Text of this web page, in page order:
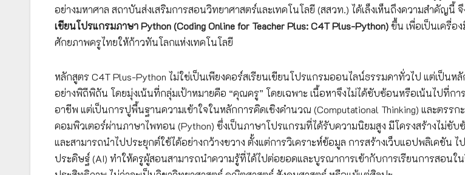
อย่างมหาศาล สถาบันส่งเสริมการสอนวิทยาศาสตร์และเทคโนโลยี (สสวท.) ได้เล็งเห็นถึงความสำคัญนี้
เขียนโปรแกรมภาษา Python (Coding Online for Teacher Plus: C4T Plus-Python)ขึ้น เพื่อเป็นเครื่อ
ศักยภาพครูไทยให้ก้าวทันโลกแห่งเทคโนโลยี
หลักสูตร C4T Plus-Python ไม่ใช่เป็นเพียงคอร์สเรียนเขียนโปรแกรมออนไลน์ธรรมดาทั่วไป แต่เป็น
อย่างพิถีพิถัน โดยมุ่งเน้นที่กลุ่มเป้าหมายคือ “คุณครู” โดยเฉพาะ เนื้อหาจึงไม่ได้ซับซ้อนหรือเน้นไปที่กา
อาชีพ แต่เป็นการปูพื้นฐานความเข้าใจในหลักการคิดเชิงคำนวณ (Computational Thinking) และตรรก
คอมพิวเตอร์ผ่านภาษาไพทอน (Python) ซึ่งเป็นภาษาโปรแกรมที่ได้รับความนิยมสูง มีโครงสร้างไม่ซับ
และสามารถนำไปประยุกต์ใช้ได้อย่างกว้างขวาง ตั้งแต่การวิเคราะห์ข้อมูล การสร้างเว็บแอปพลิเคชั
ประดิษฐ์ (AI) ทำให้ครูผู้สอนสามารถนำความรู้ที่ได้ไปต่อยอดและบูรณาการเข้ากับการเรียนการสอนใน